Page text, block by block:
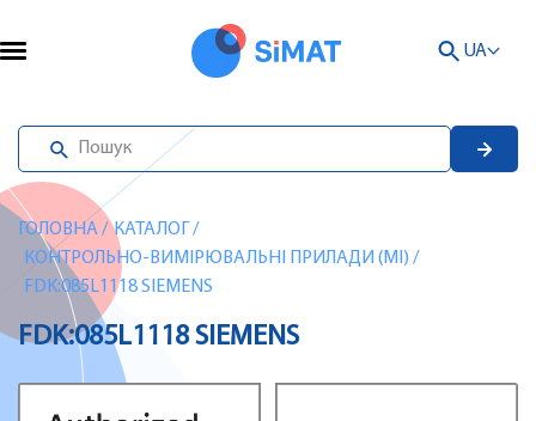
UA
ГОЛОВНА/ КАТАЛОГ /
КОНТРОЛЬНО-ВИМІРЮВАЛЬНІ ПРИЛАДИ (MI) /
FDK:085L1118 SIEMENS
FDK:085L1118 SIEMENS